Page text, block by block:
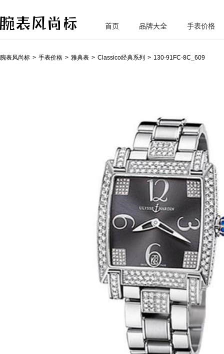
腕
首页 品牌大全 手表价格
腕表风尚标 手表价格 雅典表 Classico经典系列 130-91FC-8C_609